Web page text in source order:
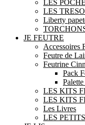
LES
LES
Liberty
JE FEUTRE
Accessoires
Feutre de
Feutrine
Pack
LES KITS
LES KITS
Les Livres
LES